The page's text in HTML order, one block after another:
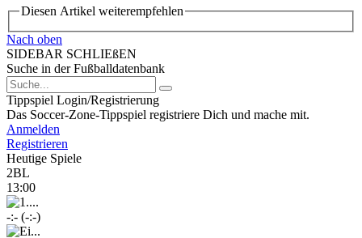
Diesen Artikel weiterempfehlen
Nach oben
SIDEBAR SCHLIEßEN
Suche in der Fußballdatenbank
Tippspiel Login/Registrierung
Das Soccer-Zone-Tippspiel registriere Dich und mache mit.
Anmelden
Registrieren
Heutige Spiele
2BL
13:00
-:- (-:-)